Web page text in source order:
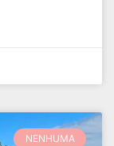
NENHUMA